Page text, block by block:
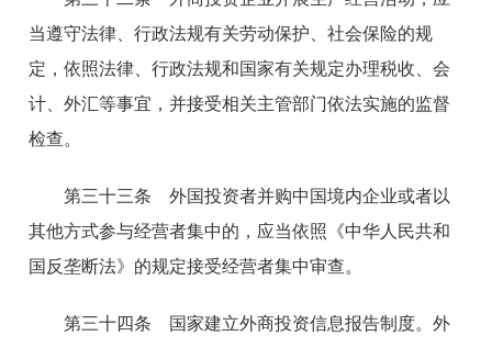
当遵守法律、行政法规有关劳动保护、社会保险的规
定，依照法律、行政法规和国家有关规定办理税收、会
计、外汇等事宜，并接受相关主管部门依法实施的监督
检查。
第三十三条 外国投资者并购中国境内企业或者以
其他方式参与经营者集中的，应当依照《中华人民共和
国反垄断法》的规定接受经营者集中审查。
第三十四条 国家建立外商投资信息报告制度。外